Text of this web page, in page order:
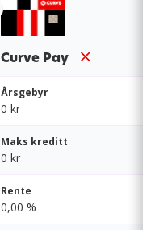
Curve Pay
Årsgebyr
0 kr
Maks kreditt
0 kr
Rente
0,00 %